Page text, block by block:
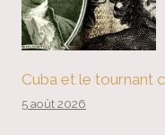
Cuba et le tournant
5 août 2026